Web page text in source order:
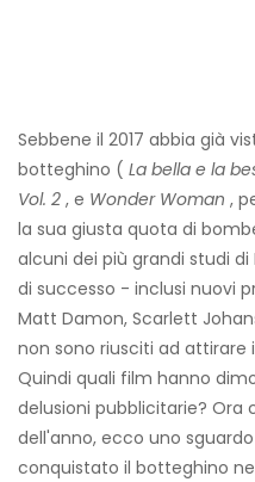
Sebbene il 2017 abbia già
botteghino ( La bella e la
Vol. 2 , e Wonder Woman ,
la sua giusta quota di
alcuni dei più grandi studi
di successo - inclusi nuovi
Matt Damon, Scarlett
non sono riusciti ad attirare
Quindi quali film hanno
delusioni pubblicitarie? Ora
dell'anno, ecco uno
conquistato il botteghino